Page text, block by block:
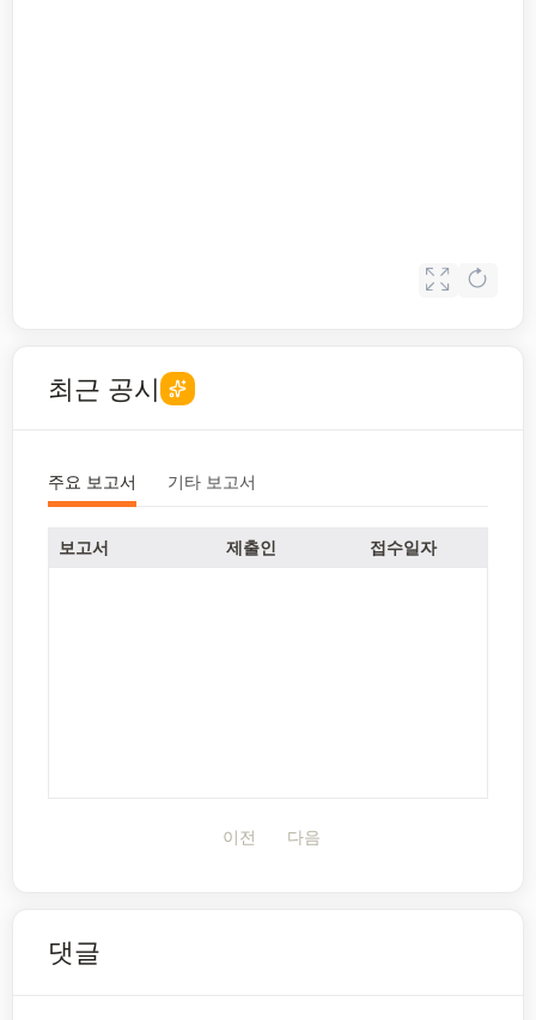
최근 공시
주요 보고서 기타 보고서
보고서 제출인 접수일자
이전 다음
댓글